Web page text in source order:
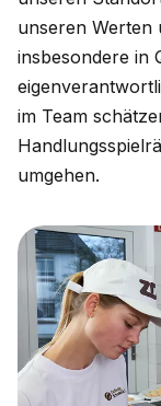
unseren Werten
insbesondere in
im Team
umgehen.